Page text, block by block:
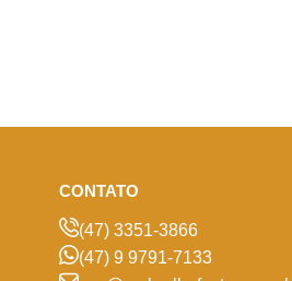
CONTATO
(47) 3351-3866
(47) 9 9791-7133